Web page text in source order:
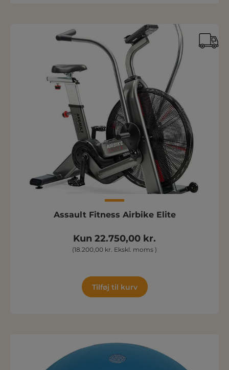
Assault Fitness Airbike Elite
Kun 22.750,00 kr.
(18.200,00 kr. Ekskl. moms )
Tilføj til kurv